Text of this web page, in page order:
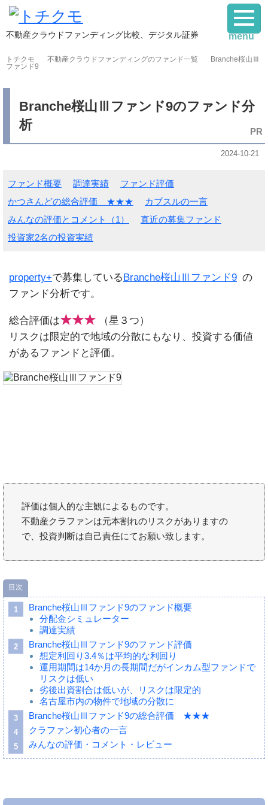
不動産クラウドファンディング比較、デジタル証券
トチクモ 不動産クラウドファンディングのファンド一覧
Branche桜山Ⅲ
ファンド9
Branche桜山Ⅲファンド9のファンド分
析
2024-10-21
ファンド概要 調達実績
ファンド評価
かつさんどの総合評価 ★★★
カブスルの一言
みんなの評価とコメント（1）
直近の募集ファンド
投資家2名の投資実績
property+で募集しているBranche桜山Ⅲファンド9 の
ファンド分析です。
総合評価は★★★
（星３つ）
リスクは限定的で地域の分散にもなり、投資する価値
があるファンドと評価。
評価は個人的な主観によるものです。
不動産クラファンは元本割れのリスクがありますの
で、投資判断は自己責任にてお願い致します。
目次
Branche桜山Ⅲファンド9のファンド概要
分配金シミュレーター
調達実績
Branche桜山Ⅲファンド9のファンド評価
想定利回り3.4％は平均的な利回り
運用期間は14か月の長期間だがインカム型ファンドで
リスクは低い
劣後出資割合は低いが、リスクは限定的
名古屋市内の物件で地域の分散に
Branche桜山Ⅲファンド9の総合評価 ★★★
クラファン初心者の一言
みんなの評価・コメント・レビュー
menu